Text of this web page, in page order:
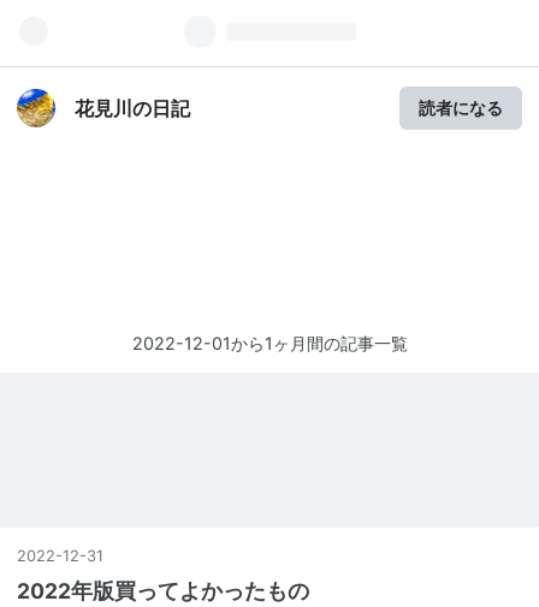
花見川の日記 読者になる
2022-12-01から1ヶ月間の記事一覧
2022-12-31
2022年版買ってよかったもの